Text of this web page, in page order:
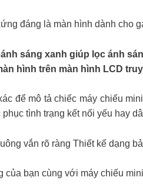
đáng là màn hình dành cho
sáng xanh giúp lọc ánh
hình trên màn hình LCD
để mô tả chiếc máy chiếu
tình trạng kết nối yếu hay
vắn rõ ràng Thiết kế dạng
của bạn cùng với máy chiếu